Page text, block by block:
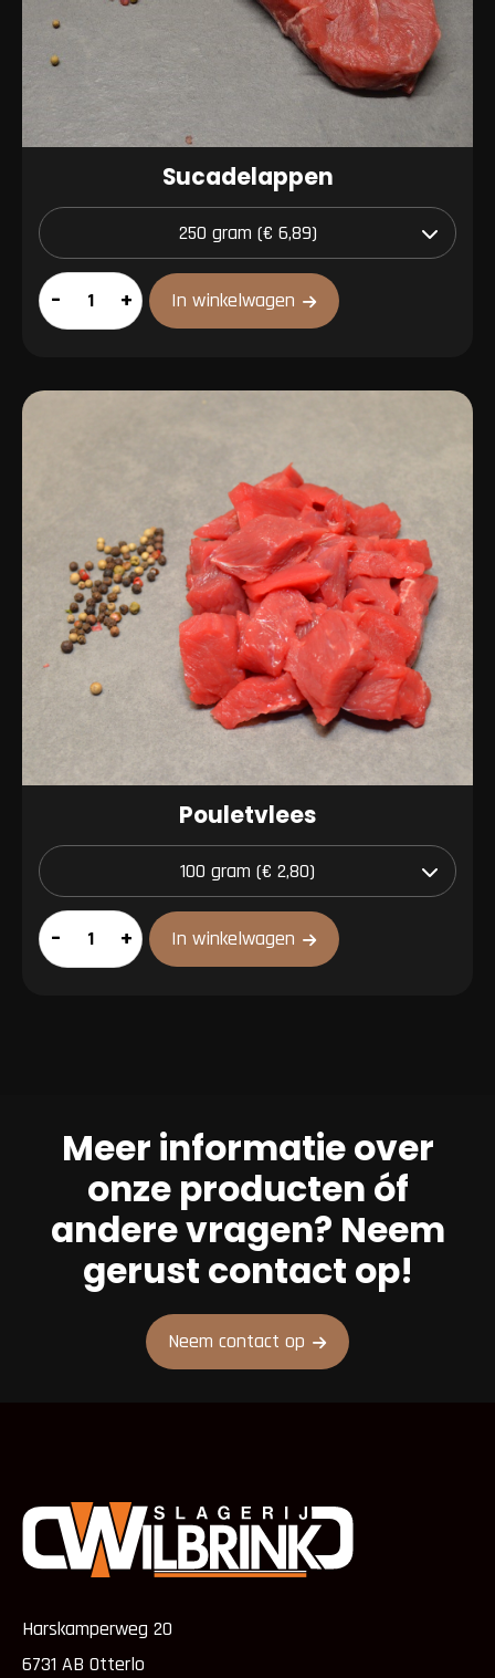
Sucadelappen
Sucadelappen
aantal
– + In winkelwagen
Pouletvlees
Pouletvlees
aantal
– + In winkelwagen
Meer informatie over
onze producten óf
andere vragen? Neem
gerust contact op!
Neem contact op
Harskamperweg 20
6731 AB Otterlo